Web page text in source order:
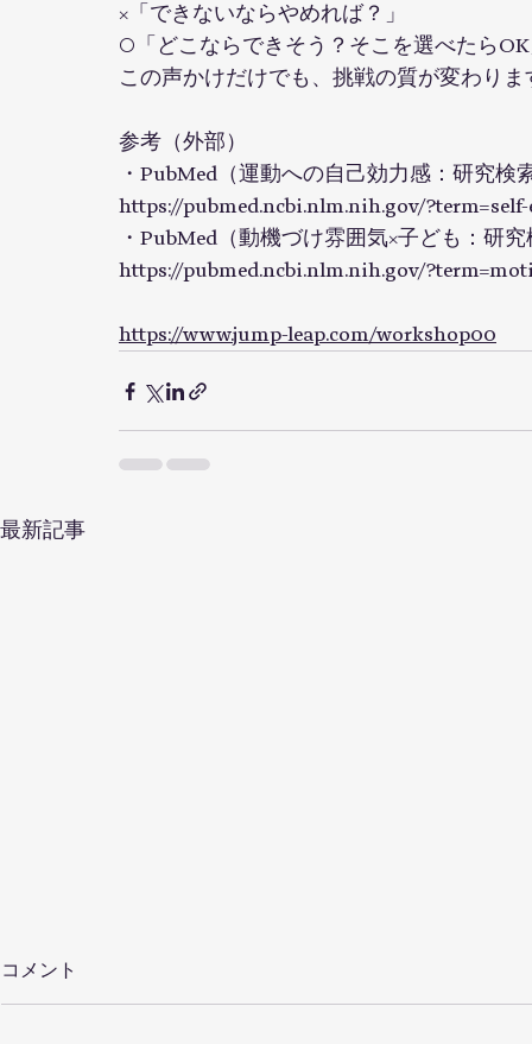
×「できないならやめれば？」
○「どこならできそう？そこを選べたら
この声かけだけでも、挑戦の質が変わりま
参考（外部）
・PubMed（運動への自己効力感：研究検
https://pubmed.ncbi.nlm.nih.gov/
・PubMed（動機づけ雰囲気×子ども：研
https://pubmed.ncbi.nlm.nih.gov/
https://www.jump-leap.com/workshop00
最新記事
コメント